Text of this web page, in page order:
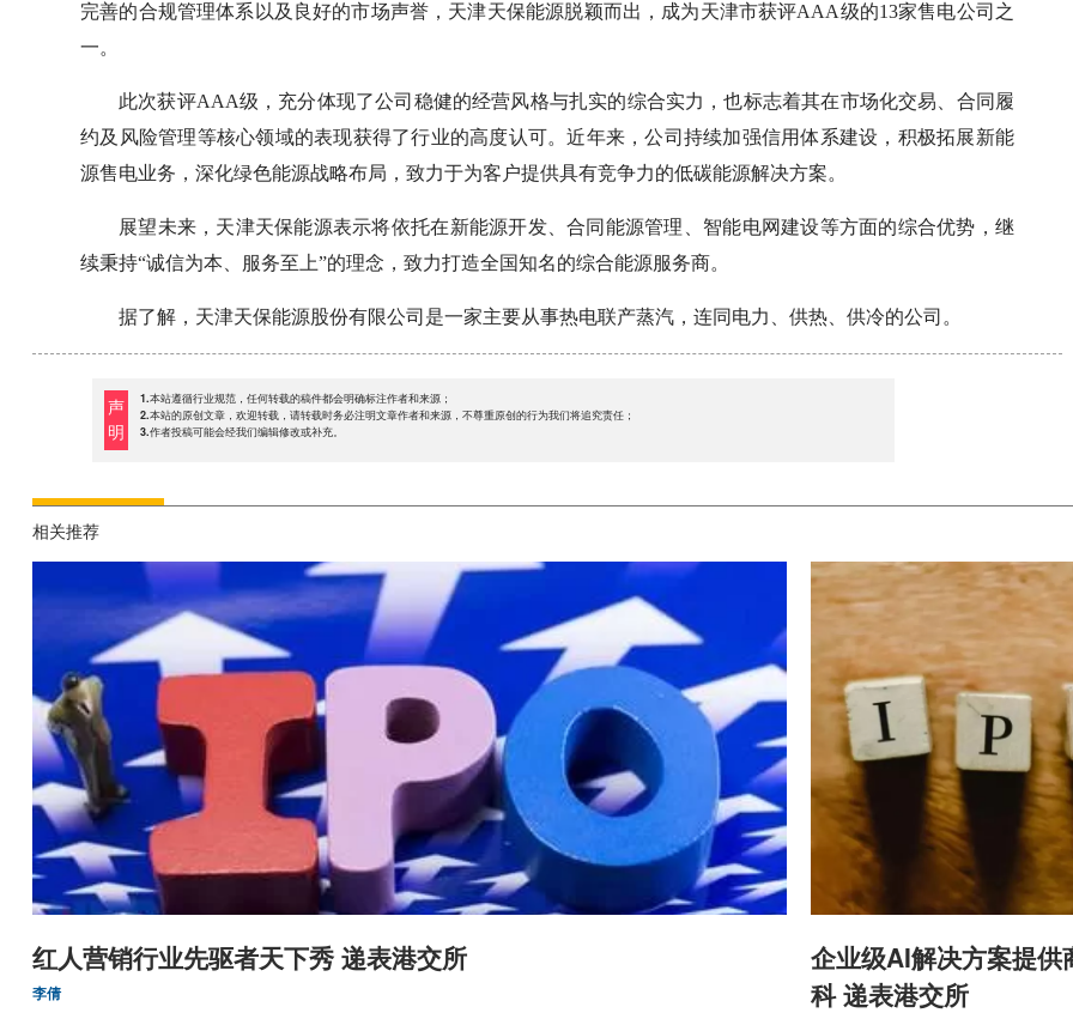
完善的合规管理体系以及良好的市场声誉，天津天保能源脱颖而出，成为天津市获评AAA级的13家售电公司之
一。
此次获评AAA级，充分体现了公司稳健的经营风格与扎实的综合实力，也标志着其在市场化交易、合同履
约及风险管理等核心领域的表现获得了行业的高度认可。近年来，公司持续加强信用体系建设，积极拓展新能
源售电业务，深化绿色能源战略布局，致力于为客户提供具有竞争力的低碳能源解决方案。
展望未来，天津天保能源表示将依托在新能源开发、合同能源管理、智能电网建设等方面的综合优势，继
续秉持“诚信为本、服务至上”的理念，致力打造全国知名的综合能源服务商。
据了解，天津天保能源股份有限公司是一家主要从事热电联产蒸汽，连同电力、供热、供冷的公司。
声
明
1.本站遵循行业规范，任何转载的稿件都会明确标注作者和来源；
2.本站的原创文章，欢迎转载，请转载时务必注明文章作者和来源，不尊重原创的行为我们将追究责任；
3.作者投稿可能会经我们编辑修改或补充。
相关推荐
红人营销行业先驱者天下秀 递表港交所
李倩
企业级AI解决方案提供
科 递表港交所